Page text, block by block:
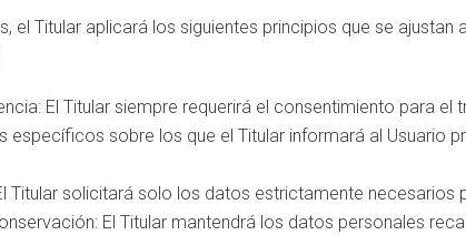
el Titular aplicará los siguientes principios que se ajustan
El Titular siempre requerirá el consentimiento para
específicos sobre los que el Titular informará al Usuario
Titular solicitará solo los datos estrictamente necesarios
El Titular mantendrá los datos personales